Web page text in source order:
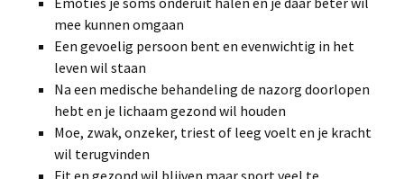
mee kunnen omgaan
Een gevoelig persoon bent en evenwichtig in het
leven wil staan
Na een medische behandeling de nazorg doorlopen
hebt en je lichaam gezond wil houden
Moe, zwak, onzeker, triest of leeg voelt en je kracht
wil terugvinden
Fit en gezond wil blijven maar sport veel te